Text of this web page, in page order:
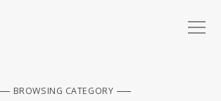
BROWSING CATEGORY